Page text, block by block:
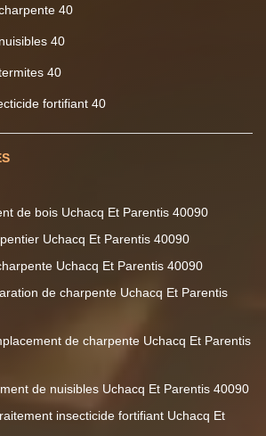
40
40
40
fortifiant 40
de bois Uchacq Et Parentis 40090
Uchacq Et Parentis 40090
Uchacq Et Parentis 40090
de charpente Uchacq Et Parentis
de charpente Uchacq Et Parentis
de nuisibles Uchacq Et Parentis 40090
insecticide fortifiant Uchacq Et